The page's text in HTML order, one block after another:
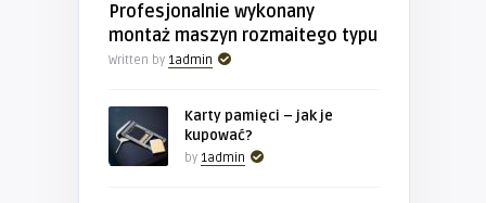
Profesjonalnie wykonany
montaż maszyn rozmaitego typu
Written by 1admin
Karty pamięci – jak je
kupować?
by 1admin